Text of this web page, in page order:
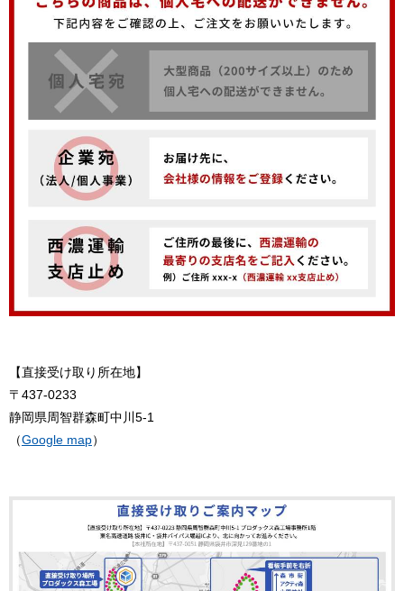
【直接受け取り所在地】
〒437-0233
静岡県周智群森町中川5-1
（Google map）